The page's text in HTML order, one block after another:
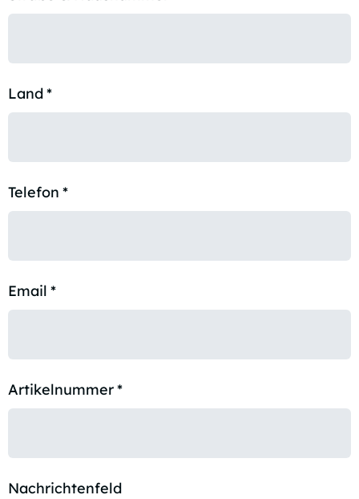
Land*
Telefon *
Email *
Artikelnummer*
Nachrichtenfeld